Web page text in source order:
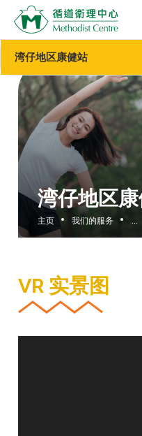
湾仔地区
主页 我们的服务
湾仔地区康健站
VR 实景图